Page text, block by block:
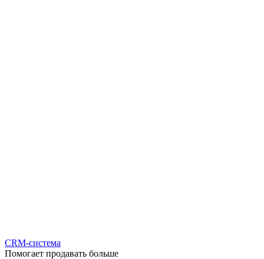
CRM-система
Помогает продавать больше